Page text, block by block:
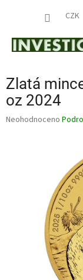
CZK
Zlatá
oz 2024
Průměrné
Neohodnoceno